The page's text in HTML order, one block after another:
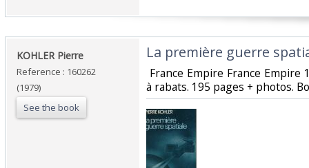
‎KOHLER Pierre‎
Reference : 160262
(1979)
See the book
‎La première guerre
France Empire France
à rabats. 195 pages + photos.